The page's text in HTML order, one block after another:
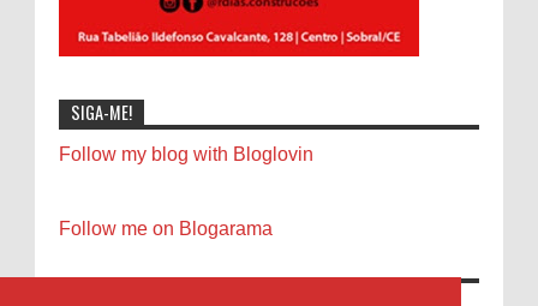
SIGA-ME!
Follow my blog with Bloglovin
Follow me on Blogarama